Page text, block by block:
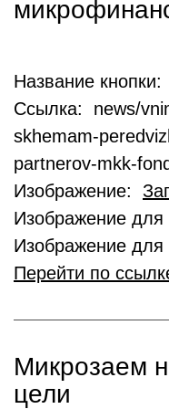
Название
Ссылка: news/
skhemam-
partnerov-mkk-
Изображение:
Изображение
Изображение для
Перейти по
Микрозаем
цели